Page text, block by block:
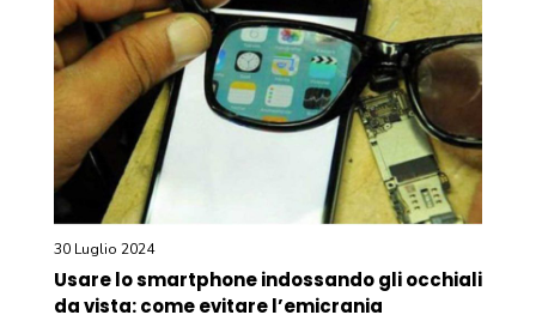
30 Luglio 2024
Usare lo smartphone indossando gli occhiali
da vista: come evitare l’emicrania